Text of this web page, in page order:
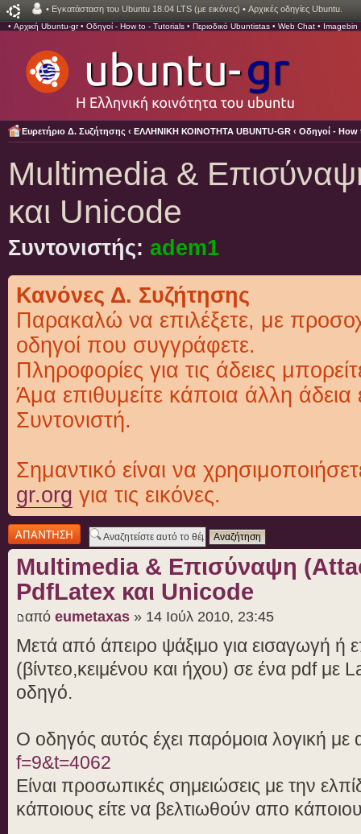
• Εγκατάσταση του Ubuntu 18.04 LTS (με εικόνες) • Αρχικές οδηγίες Ubuntu.
• Αρχική Ubuntu-gr• Οδηγοί - How to - Tutorials • Περιοδικό Ubuntistas • Web Chat • Imagebin
Ευρετήριο Δ. Συζήτησης ‹ ΕΛΛΗΝΙΚΗ ΚΟΙΝΟΤΗΤΑ UBUNTU-GR ‹ Οδηγοί - How
Multimedia &
και Unicode
Συντονιστής: adem1
Κανόνες Δ. Συζήτησης
Παρακαλώ να επιλέξετε, με
οδηγοί που συγγράφετε.
Πληροφορίες για τις άδειες
Άμα επιθυμείτε κάποια άλλη άδεια
Συντονιστή.
Σημαντικό είναι να
gr.org για τις εικόνες.
Δημιουργία
απάντησης
Multimedia & Επισύναψη
PdfLatex και Unicode
από eumetaxas » 14 Ιούλ 2010, 23:45
Μετά από άπειρο ψάξιμο για εισαγωγή ή
(βίντεο,κειμένου και ήχου) σε ένα pdf με
οδηγό.
Ο οδηγός αυτός έχει παρόμοια λογική με
f=9&t=4062
Είναι προσωπικές σημειώσεις με την
κάποιους είτε να βελτιωθούν απο